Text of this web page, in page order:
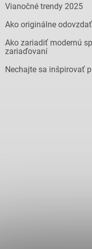
Vianočné trendy 2025
Ako originálne
Ako zariadiť modernú
zariaďovaní
Nechajte sa inšpirovať